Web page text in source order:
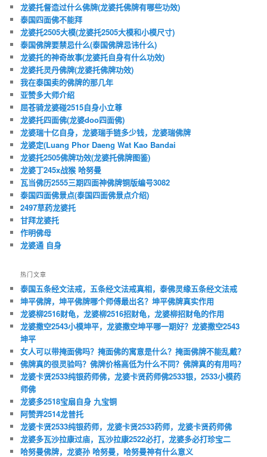
龙婆托督造过什么佛牌(龙婆托佛牌有哪些功效)
泰国四面佛不能拜
龙婆托2505大模(龙婆托2505大模和小模尺寸)
泰国佛牌要禁忌什么(泰国佛牌忌讳什么)
龙婆托的神奇故事(龙婆托自身有什么功效)
龙婆托灵丹佛牌(龙婆托佛牌功效)
我在泰国卖的佛牌的那几年
亚赞多大师介绍
屈苍骑龙婆碰2515自身小立尊
龙婆托四面佛(龙婆doo四面佛)
龙婆瑞十亿自身，龙婆瑞手链多少钱，龙婆瑞佛牌
龙婆定(Luang Phor Daeng Wat Kao Bandai
龙婆托2505佛牌功效(龙婆托佛牌图鉴)
龙婆丁245x战猴 哈努曼
瓦当佛历2555三期四面神佛牌铜版编号3082
泰国四面佛景点(泰国四面佛景点介绍)
2497草药龙婆托
甘拜龙婆托
作明佛母
龙婆通 自身
热门文章
泰国五条经文法戒，五条经文法戒真相，泰佛灵缘五条经文法戒
坤平佛牌，坤平佛牌哪个师傅最出名？坤平佛牌真实作用
龙婆柳2516财龟，龙婆柳2516招财龟，龙婆柳招财龟的作用
龙婆撒空2543小模坤平，龙婆撒空坤平哪一期好？龙婆撒空2543
坤平
女人可以带掩面佛吗？掩面佛的寓意是什么？掩面佛牌不能乱戴？
佛牌真的很灵验吗？佛牌价格高低为什么不同？佛牌真的有用吗？
龙婆卡贤2533纯银药师佛，龙婆卡贤药师佛2533银，2533小模药
师佛
龙婆多2518宝扇自身 九宝铜
阿赞弄2514龙普托
龙婆卡贤2533纯银药师，龙婆卡贤2533药师，龙婆卡贤药师佛
龙婆多瓦沙拉康过庙，瓦沙拉康2522必打，龙婆多必打珍宝二
哈努曼佛牌，龙婆孙 哈努曼，哈努曼神有什么意义